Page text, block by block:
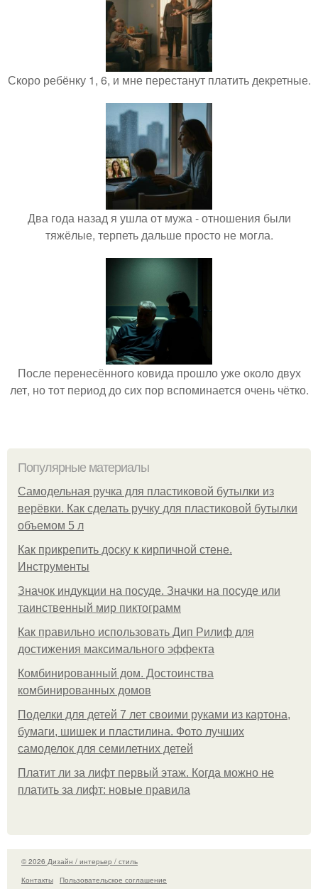
Скоро ребёнку 1, 6, и мне перестанут платить декретные.
Два года назад я ушла от мужа - отношения были
тяжёлые, терпеть дальше просто не могла.
После перенесённого ковида прошло уже около двух
лет, но тот период до сих пор вспоминается очень чётко.
Популярные материалы
Самодельная ручка для пластиковой бутылки из
верёвки. Как сделать ручку для пластиковой бутылки
объемом 5 л
Как прикрепить доску к кирпичной стене.
Инструменты
Значок индукции на посуде. Значки на посуде или
таинственный мир пиктограмм
Как правильно использовать Дип Рилиф для
достижения максимального эффекта
Комбинированный дом. Достоинства
комбинированных домов
Поделки для детей 7 лет своими руками из картона,
бумаги, шишек и пластилина. Фото лучших
самоделок для семилетних детей
Платит ли за лифт первый этаж. Когда можно не
платить за лифт: новые правила
© 2026 Дизайн / интерьер / стиль
Контакты
Пользовательское соглашение